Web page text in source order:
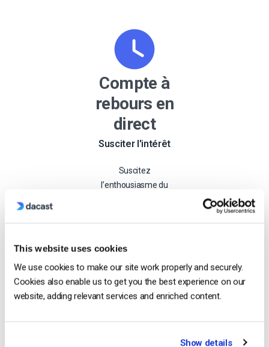
This website uses cookies
We use cookies to make our site work properly and securely.
Cookies also enable us to get you the best experience on our
website, adding relevant services and enriched content.
Show details
Compte à
rebours en
direct
Susciter l'intérêt
Suscitez
l’enthousiasme du
manqueront pas le
Demmarer